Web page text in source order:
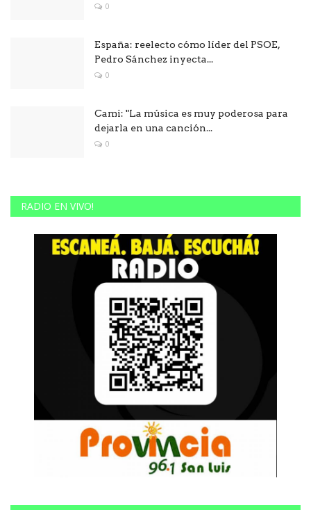
0
España: reelecto cómo líder del PSOE,
Pedro Sánchez inyecta...
0
Cami: "La música es muy poderosa para
dejarla en una canción...
0
RADIO EN VIVO!